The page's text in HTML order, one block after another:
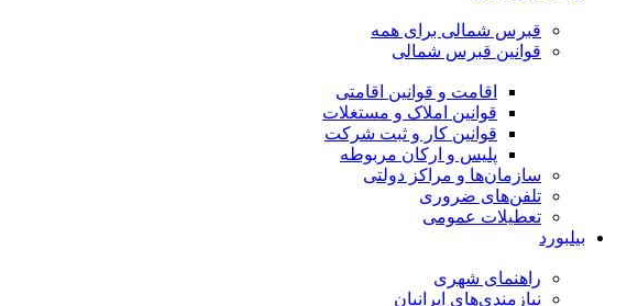
قبرس شمالی برای همه
قوانین قبرس شمالی
اقامت و قوانین اقامتی
قوانین املاک و مستغلات
قوانین کار و ثبت شرکت
پلیس و ارکان مربوطه
سازمان‌ها و مراکز دولتی
تلفن‌های ضروری
تعطیلات عمومی
بیلبورد
راهنمای شهری
نیازمندی‌های ایرانیان